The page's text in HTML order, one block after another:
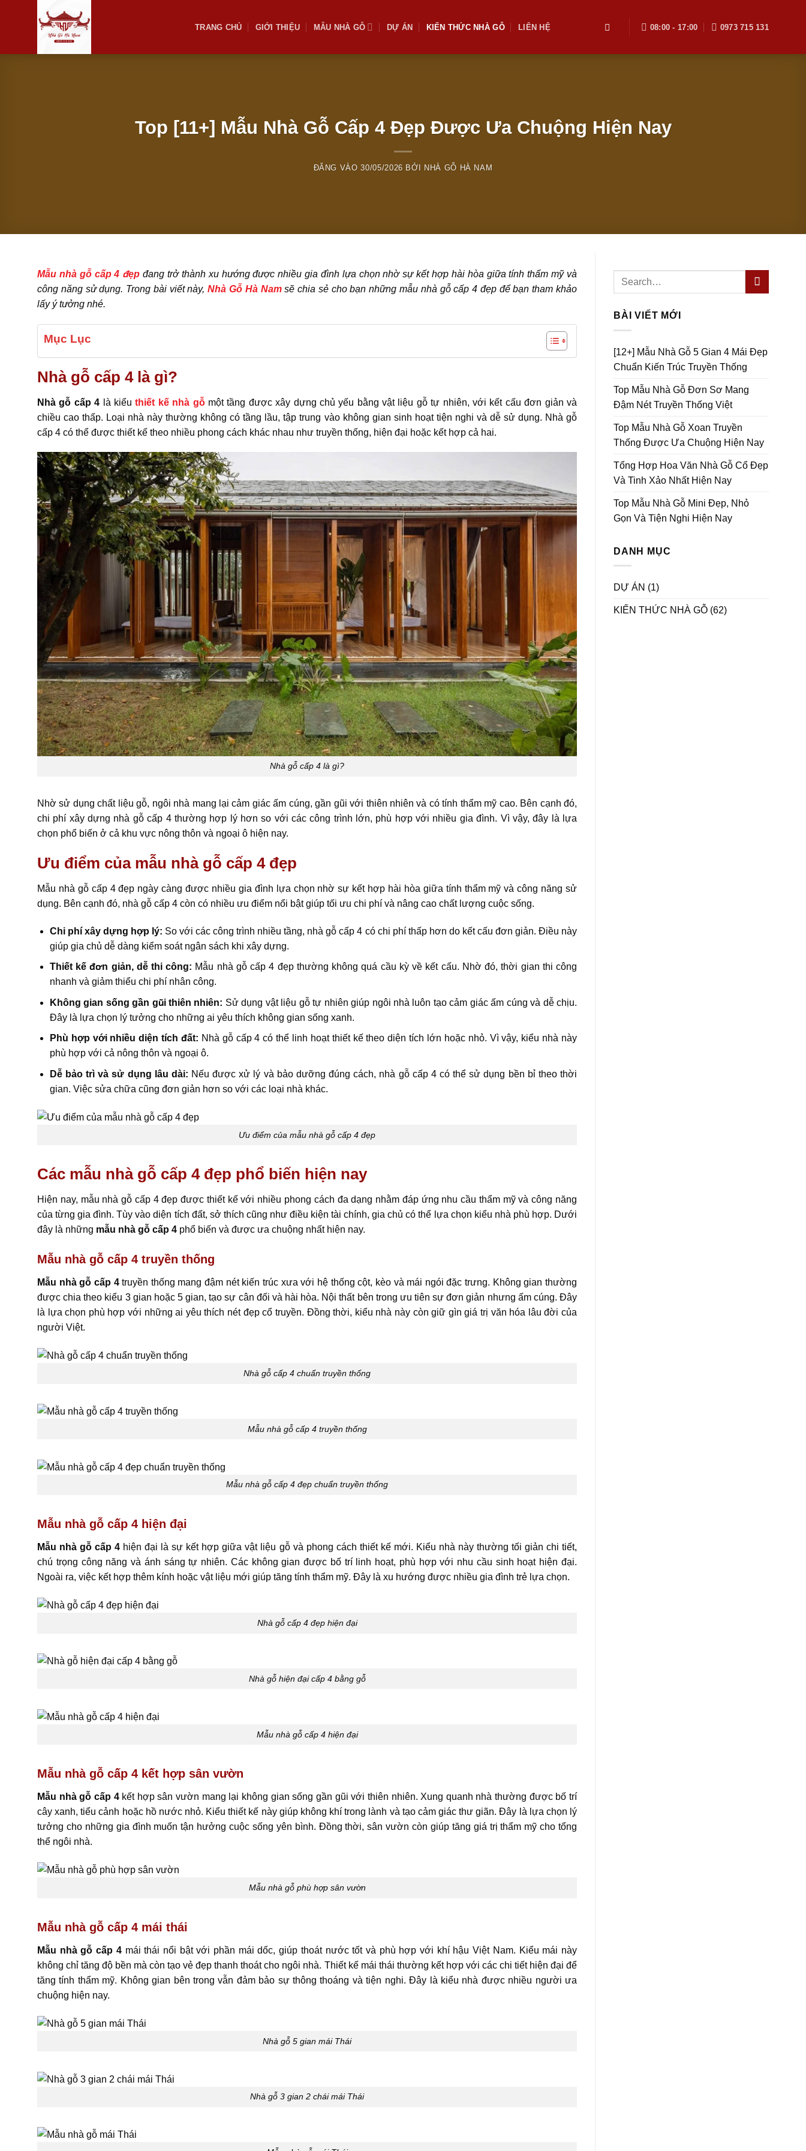
dung
TRANG CHỦ GIỚI THIỆU MẪU NHÀ GỖ DỰ ÁN KIẾN THỨC NHÀ GỖ LIÊN HỆ 08:00 - 17:00 0973 715 131
Top [11+] Mẫu Nhà Gỗ Cấp 4 Đẹp Được Ưa Chuộng Hiện Nay
ĐĂNG VÀO30/05/2026 BỞI NHÀ GỖ HÀ NAM
Mẫu nhà gỗ cấp 4 đẹp đang trở thành xu hướng được nhiều gia đình lựa chọn nhờ sự kết hợp hài hòa giữa tính thẩm mỹ và
công năng sử dụng. Trong bài viết này,Nhà Gỗ Hà Namsẽ chia sẻ cho bạn những mẫu nhà gỗ cấp 4 đẹp để bạn tham khảo
lấy ý tưởng nhé.
Mục Lục
Nhà gỗ cấp 4 là gì?
Nhà gỗ cấp 4 là kiểuthiết kế nhà gỗmột tầng được xây dựng chủ yếu bằng vật liệu gỗ tự nhiên, với kết cấu đơn giản và
chiều cao thấp. Loại nhà này thường không có tầng lầu, tập trung vào không gian sinh hoạt tiện nghi và dễ sử dụng. Nhà gỗ
cấp 4 có thể được thiết kế theo nhiều phong cách khác nhau như truyền thống, hiện đại hoặc kết hợp cả hai.
Nhà gỗ cấp 4 là gì?
Nhờ sử dụng chất liệu gỗ, ngôi nhà mang lại cảm giác ấm cúng, gần gũi với thiên nhiên và có tính thẩm mỹ cao. Bên cạnh đó,
chi phí xây dựng nhà gỗ cấp 4 thường hợp lý hơn so với các công trình lớn, phù hợp với nhiều gia đình. Vì vậy, đây là lựa
chọn phổ biến ở cả khu vực nông thôn và ngoại ô hiện nay.
Ưu điểm của mẫu nhà gỗ cấp 4 đẹp
Mẫu nhà gỗ cấp 4 đẹp ngày càng được nhiều gia đình lựa chọn nhờ sự kết hợp hài hòa giữa tính thẩm mỹ và công năng sử
dụng. Bên cạnh đó, nhà gỗ cấp 4 còn có nhiều ưu điểm nổi bật giúp tối ưu chi phí và nâng cao chất lượng cuộc sống.
Chi phí xây dựng hợp lý: So với các công trình nhiều tầng, nhà gỗ cấp 4 có chi phí thấp hơn do kết cấu đơn giản. Điều này
giúp gia chủ dễ dàng kiểm soát ngân sách khi xây dựng.
Thiết kế đơn giản, dễ thi công: Mẫu nhà gỗ cấp 4 đẹp thường không quá cầu kỳ về kết cấu. Nhờ đó, thời gian thi công
nhanh và giảm thiểu chi phí nhân công.
Không gian sống gần gũi thiên nhiên: Sử dụng vật liệu gỗ tự nhiên giúp ngôi nhà luôn tạo cảm giác ấm cúng và dễ chịu.
Đây là lựa chọn lý tưởng cho những ai yêu thích không gian sống xanh.
Phù hợp với nhiều diện tích đất: Nhà gỗ cấp 4 có thể linh hoạt thiết kế theo diện tích lớn hoặc nhỏ. Vì vậy, kiểu nhà này
phù hợp với cả nông thôn và ngoại ô.
Dễ bảo trì và sử dụng lâu dài: Nếu được xử lý và bảo dưỡng đúng cách, nhà gỗ cấp 4 có thể sử dụng bền bỉ theo thời
gian. Việc sửa chữa cũng đơn giản hơn so với các loại nhà khác.
Ưu điểm của mẫu nhà gỗ cấp 4 đẹp
Các mẫu nhà gỗ cấp 4 đẹp phổ biến hiện nay
Hiện nay, mẫu nhà gỗ cấp 4 đẹp được thiết kế với nhiều phong cách đa dạng nhằm đáp ứng nhu cầu thẩm mỹ và công năng
của từng gia đình. Tùy vào diện tích đất, sở thích cũng như điều kiện tài chính, gia chủ có thể lựa chọn kiểu nhà phù hợp. Dưới
đây là những mẫu nhà gỗ cấp 4 phổ biến và được ưa chuộng nhất hiện nay.
Mẫu nhà gỗ cấp 4 truyền thống
Mẫu nhà gỗ cấp 4truyền thống mang đậm nét kiến trúc xưa với hệ thống cột, kèo và mái ngói đặc trưng. Không gian thường
được chia theo kiểu 3 gian hoặc 5 gian, tạo sự cân đối và hài hòa. Nội thất bên trong ưu tiên sự đơn giản nhưng ấm cúng. Đây
là lựa chọn phù hợp với những ai yêu thích nét đẹp cổ truyền. Đồng thời, kiểu nhà này còn giữ gìn giá trị văn hóa lâu đời của
người Việt.
Nhà gỗ cấp 4 chuẩn truyền thống
Mẫu nhà gỗ cấp 4 truyền thống
Mẫu nhà gỗ cấp 4 đẹp chuẩn truyền thống
Mẫu nhà gỗ cấp 4 hiện đại
Mẫu nhà gỗ cấp 4 hiện đại là sự kết hợp giữa vật liệu gỗ và phong cách thiết kế mới. Kiểu nhà này thường tối giản chi tiết,
chú trọng công năng và ánh sáng tự nhiên. Các không gian được bố trí linh hoạt, phù hợp với nhu cầu sinh hoạt hiện đại.
Ngoài ra, việc kết hợp thêm kính hoặc vật liệu mới giúp tăng tính thẩm mỹ. Đây là xu hướng được nhiều gia đình trẻ lựa chọn.
Nhà gỗ cấp 4 đẹp hiện đại
Nhà gỗ hiện đại cấp 4 bằng gỗ
Mẫu nhà gỗ cấp 4 hiện đại
Mẫu nhà gỗ cấp 4 kết hợp sân vườn
Mẫu nhà gỗ cấp 4kết hợp sân vườn mang lại không gian sống gần gũi với thiên nhiên. Xung quanh nhà thường được bố trí
cây xanh, tiểu cảnh hoặc hồ nước nhỏ. Kiểu thiết kế này giúp không khí trong lành và tạo cảm giác thư giãn. Đây là lựa chọn lý
tưởng cho những gia đình muốn tận hưởng cuộc sống yên bình. Đồng thời, sân vườn còn giúp tăng giá trị thẩm mỹ cho tổng
thể ngôi nhà.
Mẫu nhà gỗ phù hợp sân vườn
Mẫu nhà gỗ cấp 4 mái thái
Mẫu nhà gỗ cấp 4mái thái nổi bật với phần mái dốc, giúp thoát nước tốt và phù hợp với khí hậu Việt Nam. Kiểu mái này
không chỉ tăng độ bền mà còn tạo vẻ đẹp thanh thoát cho ngôi nhà. Thiết kế mái thái thường kết hợp với các chi tiết hiện đại để
tăng tính thẩm mỹ. Không gian bên trong vẫn đảm bảo sự thông thoáng và tiện nghi. Đây là kiểu nhà được nhiều người ưa
chuộng hiện nay.
Nhà gỗ 5 gian mái Thái
Nhà gỗ 3 gian 2 chái mái Thái
BÀI VIẾT MỚI
[12+] Mẫu Nhà Gỗ 5 Gian 4 Mái Đẹp
Chuẩn Kiến Trúc Truyền Thống
Top Mẫu Nhà Gỗ Đơn Sơ Mang
Đậm Nét Truyền Thống Việt
Top Mẫu Nhà Gỗ Xoan Truyền
Thống Được Ưa Chuộng Hiện Nay
Tổng Hợp Hoa Văn Nhà Gỗ Cổ Đẹp
Và Tinh Xảo Nhất Hiện Nay
Top Mẫu Nhà Gỗ Mini Đẹp, Nhỏ
Gọn Và Tiện Nghi Hiện Nay
DANH MỤC
DỰ ÁN (1)
KIẾN THỨC NHÀ GỖ (62)